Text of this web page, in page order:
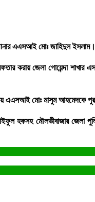
থানার এএসআই মোঃ জাহিদুল ইসলাম।
করায় জেলা গোয়েন্দা শাখার
এএসআই মোঃ মাসুম আহমেদকে
হকসহ মৌলভীবাজার জেলা